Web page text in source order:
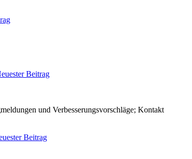
und Verbesserungsvorschläge; Kontakt